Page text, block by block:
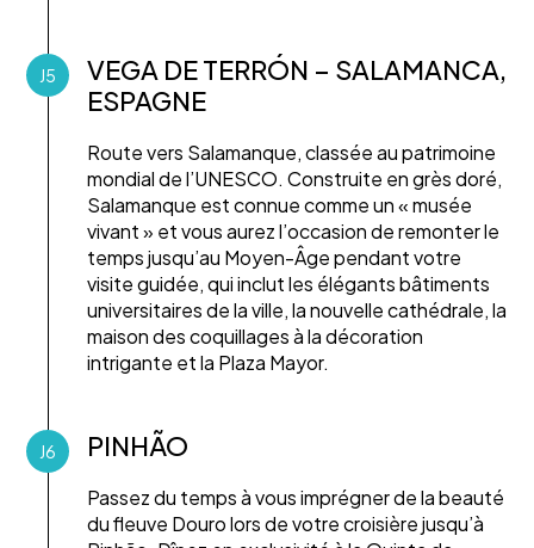
J5
VEGA DE TERRÓN – SALAMANCA,
ESPAGNE
Route vers Salamanque, classée au patrimoine
mondial de l’UNESCO. Construite en grès doré,
Salamanque est connue comme un « musée
vivant » et vous aurez l’occasion de remonter le
temps jusqu’au Moyen-Âge pendant votre
visite guidée, qui inclut les élégants bâtiments
universitaires de la ville, la nouvelle cathédrale, la
maison des coquillages à la décoration
intrigante et la Plaza Mayor.
J6 PINHÃO
Passez du temps à vous imprégner de la beauté
du fleuve Douro lors de votre croisière jusqu’à